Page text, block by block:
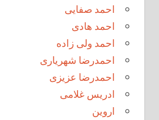
احمد صفایی
احمد هادی
احمد ولی زاده
احمدرضا شهریاری
احمدرضا عزیزی
ادریس غلامی
اروین